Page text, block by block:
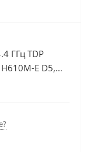
ГГц TDP
E D5,
32Gb,